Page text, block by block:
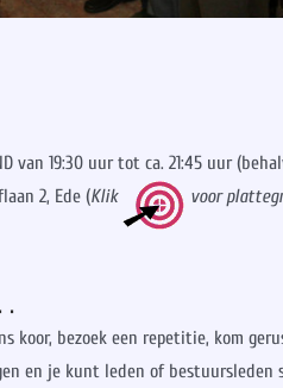
van 19:30 uur tot ca. 21:45 uur
2, Ede (Klik voor
.
koor, bezoek een repetitie, kom
en je kunt leden of bestuursleden